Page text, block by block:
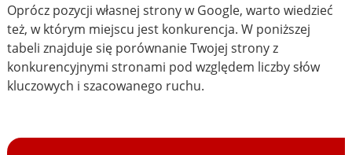
Oprócz pozycji własnej strony w Google, warto wiedzieć
też, w którym miejscu jest konkurencja. W poniższej
tabeli znajduje się porównanie Twojej strony z
konkurencyjnymi stronami pod względem liczby słów
kluczowych i szacowanego ruchu.